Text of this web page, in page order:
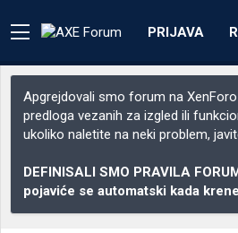
PRIJAVA
Apgrejdovali smo forum na
predloga vezanih za izgled ili
ukoliko naletite na neki problem,
DEFINISALI SMO PRAVILA
pojaviće se automatski kada